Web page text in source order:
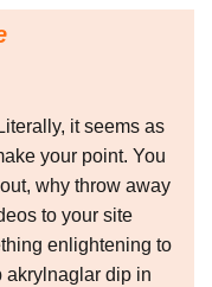
it seems as
your point. You
why throw away
to your site
enlightening to
akrylnaglar dip in